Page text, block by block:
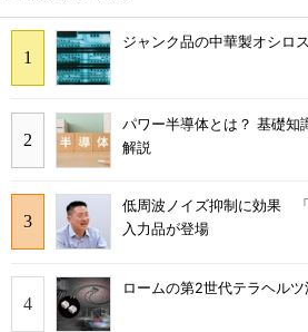
ジャンク品の中華製オシロ
パワー半導体とは？ 基礎知
解説
低周波ノイズ抑制に効果
入力品が登場
ロームの第2世代テラヘル